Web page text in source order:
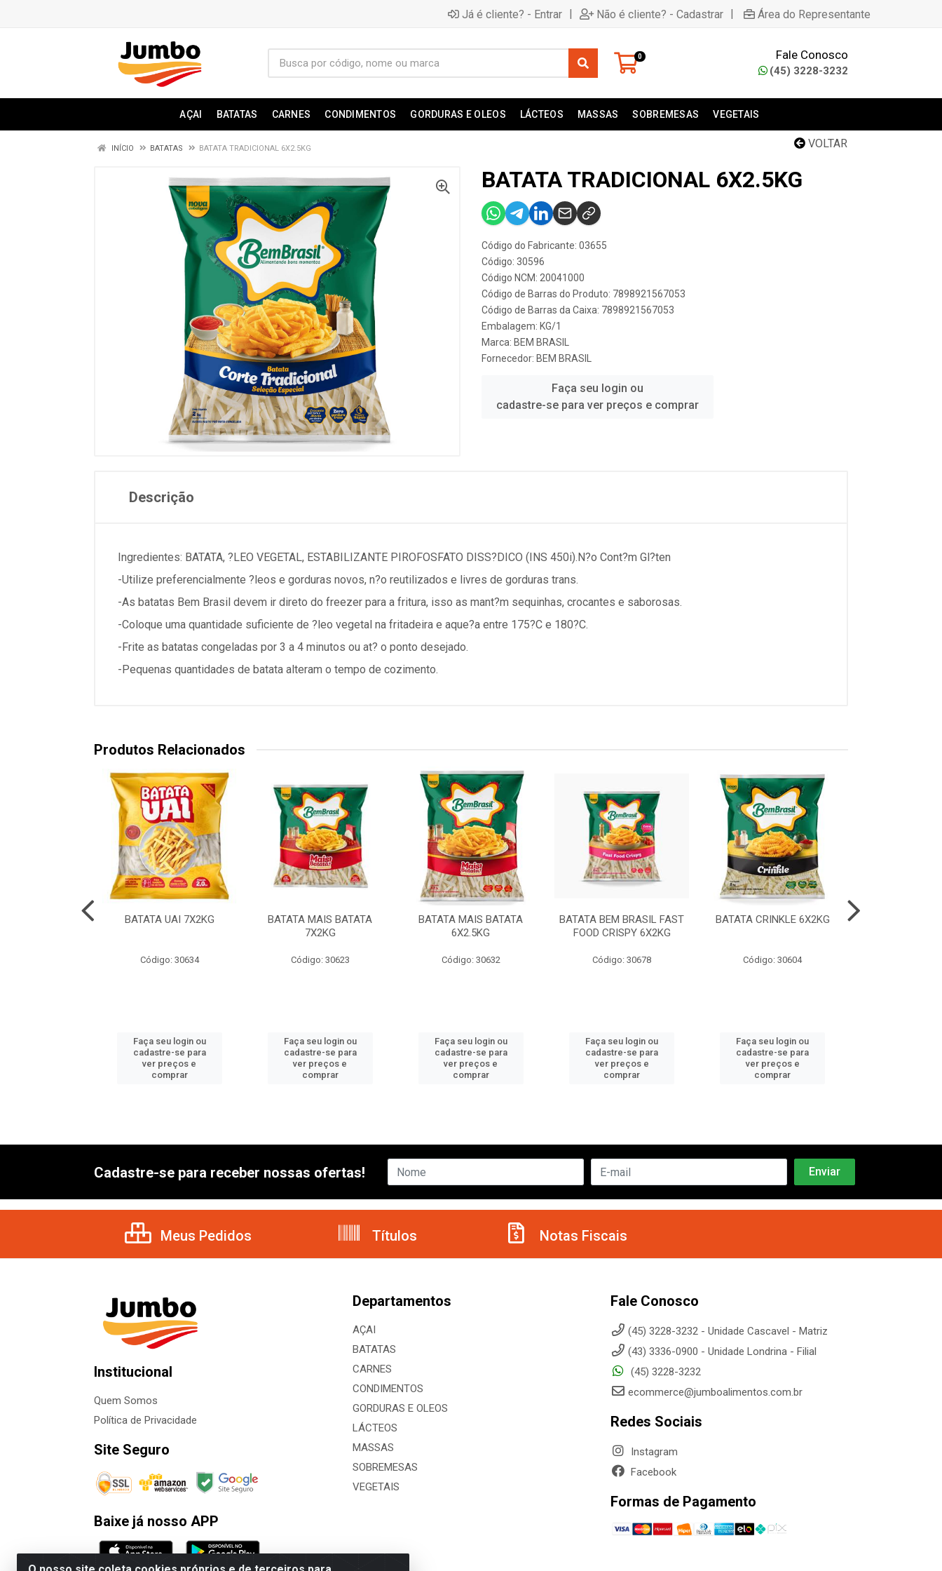
Já é cliente? - Entrar | Não é cliente? - Cadastrar | Área do Representante
0 Fale Conosco
(45) 3228-3232
AÇAI BATATAS CARNES CONDIMENTOS GORDURAS E OLEOS LÁCTEOS MASSAS SOBREMESAS VEGETAIS
VOLTAR
INÍCIO BATATAS BATATA TRADICIONAL 6X2.5KG
BATATA TRADICIONAL 6X2.5KG
Código do Fabricante: 03655
Código: 30596
Código NCM: 20041000
Código de Barras do Produto: 7898921567053
Código de Barras da Caixa: 7898921567053
Embalagem: KG/1
Marca: BEM BRASIL
Fornecedor: BEM BRASIL
Faça seu login ou
cadastre-se para ver preços e comprar
Descrição
Ingredientes: BATATA, ?LEO VEGETAL, ESTABILIZANTE PIROFOSFATO DISS?DICO (INS 450i).N?o Cont?m Gl?ten
-Utilize preferencialmente ?leos e gorduras novos, n?o reutilizados e livres de gorduras trans.
-As batatas Bem Brasil devem ir direto do freezer para a fritura, isso as mant?m sequinhas, crocantes e saborosas.
-Coloque uma quantidade suficiente de ?leo vegetal na fritadeira e aque?a entre 175?C e 180?C.
-Frite as batatas congeladas por 3 a 4 minutos ou at? o ponto desejado.
-Pequenas quantidades de batata alteram o tempo de cozimento.
Produtos Relacionados
BATATA UAI 7X2KG
Código: 30634
Faça seu login ou
cadastre-se para
ver preços e
comprar
BATATA MAIS BATATA
7X2KG
Código: 30623
Faça seu login ou
cadastre-se para
ver preços e
comprar
BATATA MAIS BATATA
6X2.5KG
Código: 30632
Faça seu login ou
cadastre-se para
ver preços e
comprar
BATATA BEM BRASIL FAST
FOOD CRISPY 6X2KG
Código: 30678
Faça seu login ou
cadastre-se para
ver preços e
comprar
BATATA CRINKLE 6X2KG
Código: 30604
Faça seu login ou
cadastre-se para
ver preços e
comprar
Cadastre-se para receber nossas ofertas!
Meus Pedidos Títulos Notas Fiscais
Institucional
Quem Somos
Política de Privacidade
Site Seguro
Baixe já nosso APP
Departamentos
AÇAI
BATATAS
CARNES
CONDIMENTOS
GORDURAS E OLEOS
LÁCTEOS
MASSAS
SOBREMESAS
VEGETAIS
Fale Conosco
(45) 3228-3232 - Unidade Cascavel - Matriz
(43) 3336-0900 - Unidade Londrina - Filial
(45) 3228-3232
ecommerce@jumboalimentos.com.br
Redes Sociais
Instagram
Facebook
Formas de Pagamento